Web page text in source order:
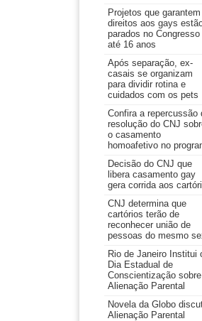
Projetos que garantem
direitos aos gays
parados no Congresso
até 16 anos
Após separação, ex-
casais se organizam
para dividir rotina e
cuidados com os pets
Confira a repercussão
resolução do CNJ
o casamento
homoafetivo no
Decisão do CNJ que
libera casamento gay
gera corrida aos
CNJ determina que
cartórios terão de
reconhecer união de
pessoas do mesmo
Rio de Janeiro Institui
Dia Estadual de
Conscientização sobre
Alienação Parental
Novela da Globo
Alienação Parental